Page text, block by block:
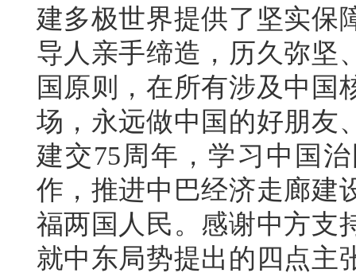
建多极世界提供了坚实保
导人亲手缔造，历久弥坚
国原则，在所有涉及中国
场，永远做中国的好朋友
建交75周年，学习中国
作，推进中巴经济走廊建
福两国人民。感谢中方支
就中东局势提出的四点主